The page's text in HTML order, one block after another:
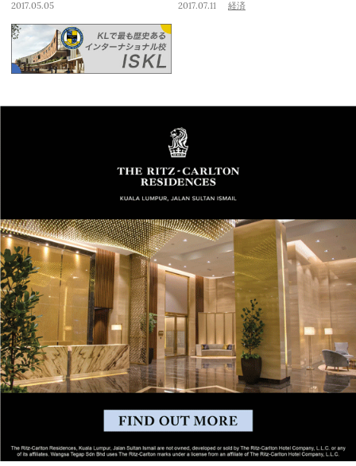
2017.05.05 2017.07.11 経済